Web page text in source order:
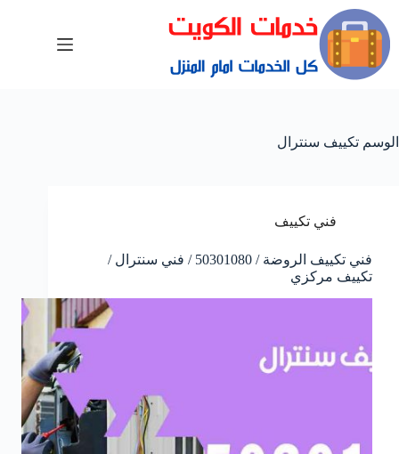
الوسم تكييف سنترال
فني تكييف
فني تكييف الروضة / 50301080 / فني سنترال /
تكييف مركزي